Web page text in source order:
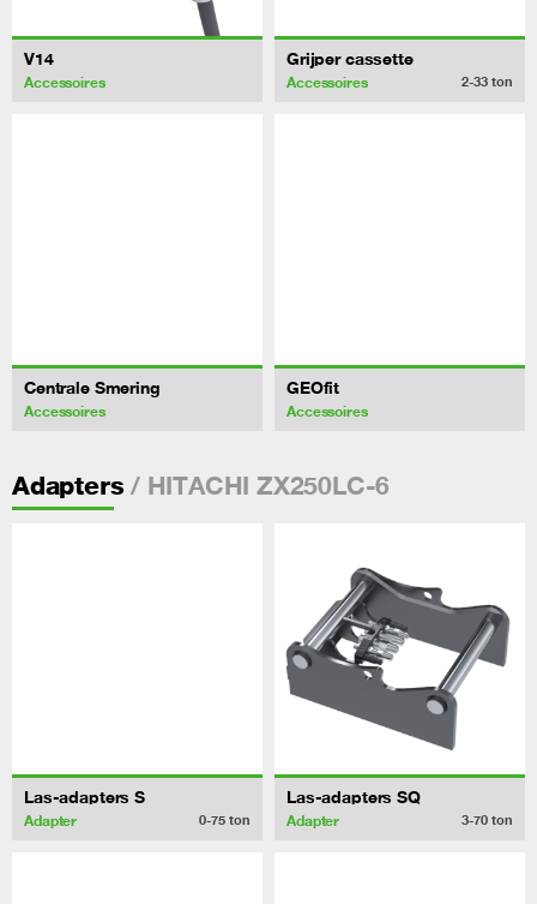
V14
Accessoires
Grijper cassette
Accessoires 2-33 ton
Centrale Smering
Accessoires
GEOfit
Accessoires
Adapters / HITACHI ZX250LC-6
Las-adapters S
Adapter 0-75 ton
Las-adapters SQ
Adapter 3-70 ton